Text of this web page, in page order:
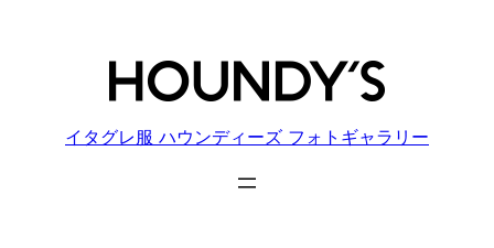
イタグレ服 ハウンディーズ フォトギャラリー